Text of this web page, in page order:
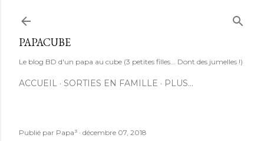
PAPACUBE
Le blog BD d'un papa au cube (3 petites filles... Dont des jumelles !)
ACCUEIL SORTIES EN FAMILLE PLUS…
Publié par Papa³ décembre 07, 2018